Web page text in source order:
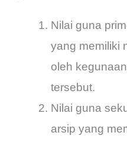
Nilai guna
yang memiliki
oleh
tersebut.
Nilai guna
arsip yang